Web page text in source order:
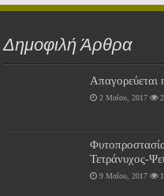
Δημοφιλή Άρθρα
2 Μαΐου, 2017
Τετράνυχος-
9 Μαΐου, 2017